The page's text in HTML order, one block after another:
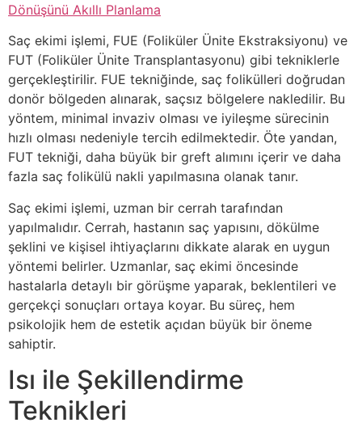
Dönüşünü Akıllı Planlama
Saç ekimi işlemi, FUE (Foliküler Ünite Ekstraksiyonu) ve
FUT (Foliküler Ünite Transplantasyonu) gibi tekniklerle
gerçekleştirilir. FUE tekniğinde, saç folikülleri doğrudan
donör bölgeden alınarak, saçsız bölgelere nakledilir. Bu
yöntem, minimal invaziv olması ve iyileşme sürecinin
hızlı olması nedeniyle tercih edilmektedir. Öte yandan,
FUT tekniği, daha büyük bir greft alımını içerir ve daha
fazla saç folikülü nakli yapılmasına olanak tanır.
Saç ekimi işlemi, uzman bir cerrah tarafından
yapılmalıdır. Cerrah, hastanın saç yapısını, dökülme
şeklini ve kişisel ihtiyaçlarını dikkate alarak en uygun
yöntemi belirler. Uzmanlar, saç ekimi öncesinde
hastalarla detaylı bir görüşme yaparak, beklentileri ve
gerçekçi sonuçları ortaya koyar. Bu süreç, hem
psikolojik hem de estetik açıdan büyük bir öneme
sahiptir.
Isı ile Şekillendirme
Teknikleri